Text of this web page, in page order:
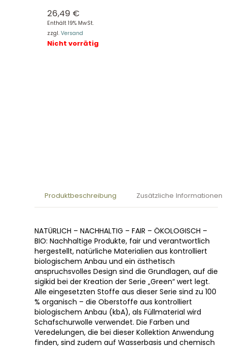
26,49 €
Enthält 19% MwSt.
zzgl. Versand
Nicht vorrätig
Produktbeschreibung Zusätzliche Informationen
NATÜRLICH – NACHHALTIG – FAIR – ÖKOLOGISCH –
BIO: Nachhaltige Produkte, fair und verantwortlich
hergestellt, natürliche Materialien aus kontrolliert
biologischem Anbau und ein ästhetisch
anspruchsvolles Design sind die Grundlagen, auf die
sigikid bei der Kreation der Serie „Green“ wert legt.
Alle eingesetzten Stoffe aus dieser Serie sind zu 100
% organisch – die Oberstoffe aus kontrolliert
biologischem Anbau (kbA), als Füllmaterial wird
Schafschurwolle verwendet. Die Farben und
Veredelungen, die bei dieser Kollektion Anwendung
finden, sind zudem auf Wasserbasis und chemisch